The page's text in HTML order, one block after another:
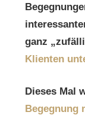
ganz
Klienten
Dieses Mal
Begegnung